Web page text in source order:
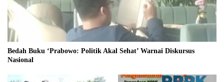
Bedah Buku ‘Prabowo: Politik Akal Sehat’ Warnai Diskursus
Nasional